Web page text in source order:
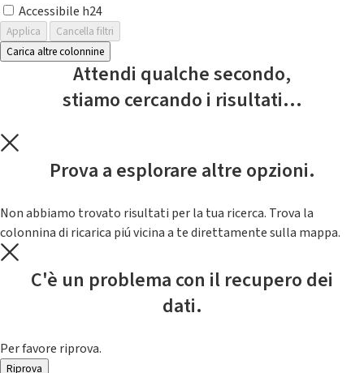
Accessibile h24
Applica
Cancella filtri
Carica altre colonnine
Attendi qualche secondo,
stiamo cercando i risultati...
Prova a esplorare altre opzioni.
Non abbiamo trovato risultati per la tua ricerca. Trova la
colonnina di ricarica piú vicina a te direttamente sulla mappa.
C'è un problema con il recupero dei
dati.
Per favore riprova.
Riprova